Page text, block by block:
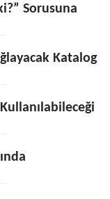
Sorusuna
Katalog